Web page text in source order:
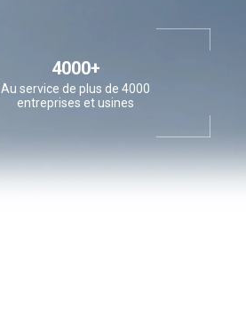
4000+
Au service de plus de 4000
entreprises et usines